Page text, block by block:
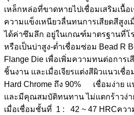
เหล็กหล่อที่ขาดหายไปเชื่อมเสริมเนื้อ
ความแข็งเหนียวลื่นทนการเสียดสีสูงเ
ได้ค่าซึมลึก อยู่ในเกณฑ์มาตรฐานที่โ
หรือเป็นบ่าสูง-ต่ำเชื่อมซ่อม Bead R
Flange Die เพื่อเพิ่มความทนต่อการ
ชิ้นงาน และเมื่อเจียรแต่งสีผิวแนวเชื่อ
Hard Chrome ถึง 90% เชื่อมง่าย แ
และมีคุณสมบัติทนทาน ไม่แตกร้าวง่า
เมื่อเชื่อมชั้นที่ 1 : 42 ~ 47 HRCคว